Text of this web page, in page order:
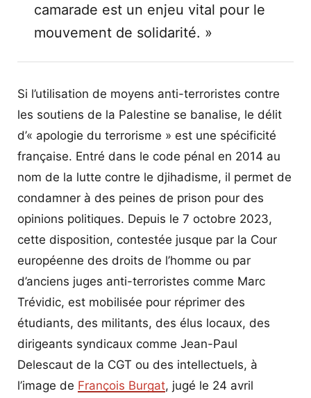
camarade est un enjeu vital pour le
mouvement de solidarité. »
Si l’utilisation de moyens anti-terroristes contre
les soutiens de la Palestine se banalise, le délit
d’« apologie du terrorisme » est une spécificité
française. Entré dans le code pénal en 2014 au
nom de la lutte contre le djihadisme, il permet de
condamner à des peines de prison pour des
opinions politiques. Depuis le 7 octobre 2023,
cette disposition, contestée jusque par la Cour
européenne des droits de l’homme ou par
d’anciens juges anti-terroristes comme Marc
Trévidic, est mobilisée pour réprimer des
étudiants, des militants, des élus locaux, des
dirigeants syndicaux comme Jean-Paul
Delescaut de la CGT ou des intellectuels, à
l’image de François Burgat, jugé le 24 avril